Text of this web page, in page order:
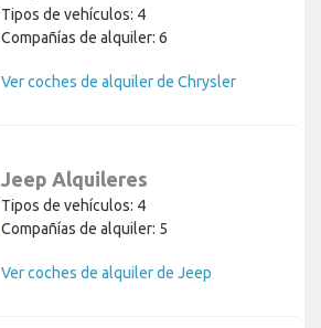
Tipos de vehículos: 4
Compañías de alquiler: 6
Ver coches de alquiler de Chrysler
Jeep Alquileres
Tipos de vehículos: 4
Compañías de alquiler: 5
Ver coches de alquiler de Jeep